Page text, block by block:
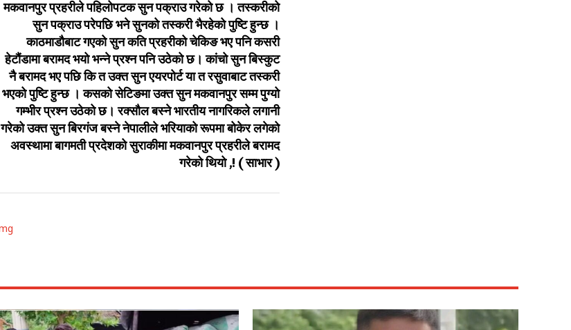
मकवानपुर प्रहरीले पहिलोपटक सुन पक्राउ गरेको छ । तस्करीको
सुन पक्राउ परेपछि भने सुनको तस्करी भैरहेको पुष्टि हुन्छ ।
काठमाडौबाट गएको सुन कति प्रहरीको चेकिङ भए पनि कसरी
हेटौंडामा बरामद भयो भन्ने प्रश्न पनि उठेको छ। कांचो सुन बिस्कुट
नै बरामद भए पछि कि त उक्त सुन एयरपोर्ट या त रसुवाबाट तस्करी
भएको पुष्टि हुन्छ । कसको सेटिङमा उक्त सुन मकवानपुर सम्म पुग्यो
गम्भीर प्रश्न उठेको छ। रक्सौल बस्ने भारतीय नागरिकले लगानी
गरेको उक्त सुन बिरगंज बस्ने नेपालीले भरियाको रूपमा बोकेर लगेको
अवस्थामा बागमती प्रदेशको सुराकीमा मकवानपुर प्रहरीले बरामद
गरेको थियो ,! ( साभार )